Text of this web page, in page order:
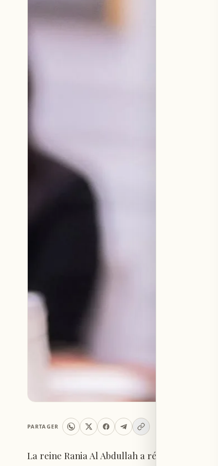
PARTAGER
La reine Rania Al Abdullah a révélé qu’une